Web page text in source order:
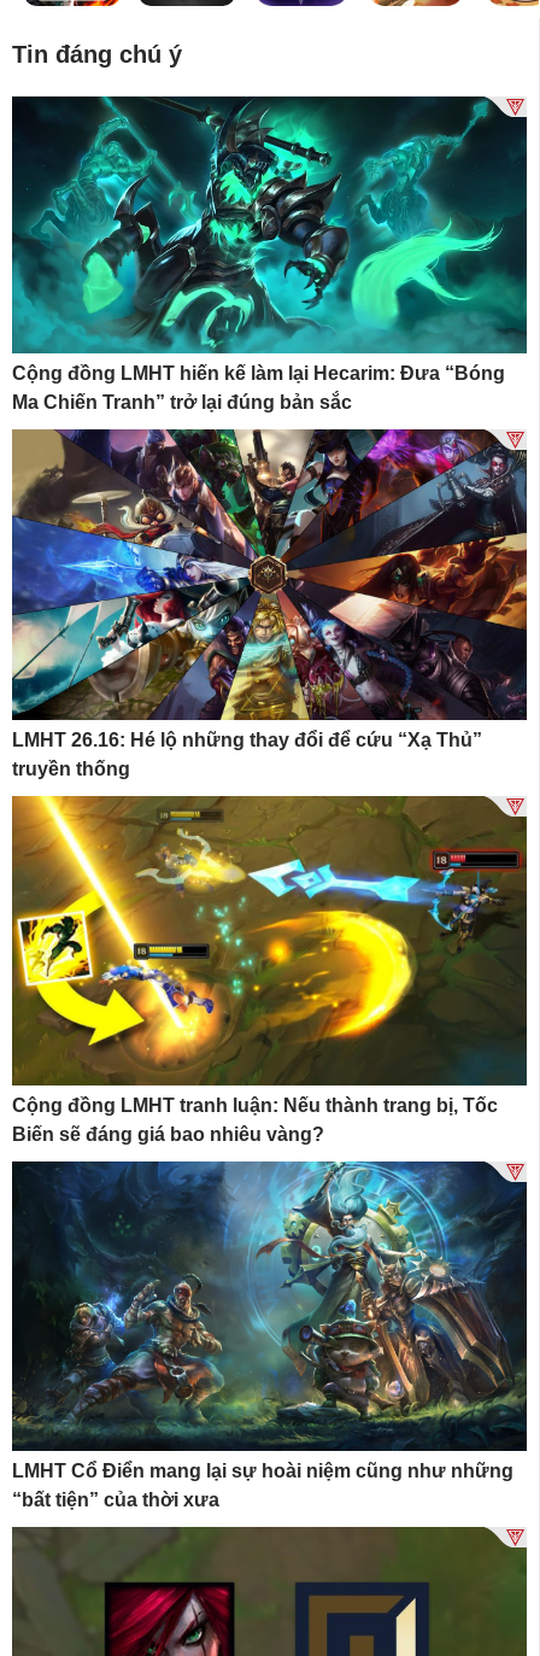
Tin đáng chú ý
Cộng đồng LMHT hiến kế làm lại Hecarim: Đưa “Bóng
Ma Chiến Tranh” trở lại đúng bản sắc
LMHT 26.16: Hé lộ những thay đổi để cứu “Xạ Thủ”
truyền thống
Cộng đồng LMHT tranh luận: Nếu thành trang bị, Tốc
Biến sẽ đáng giá bao nhiêu vàng?
LMHT Cổ Điển mang lại sự hoài niệm cũng như những
“bất tiện” của thời xưa